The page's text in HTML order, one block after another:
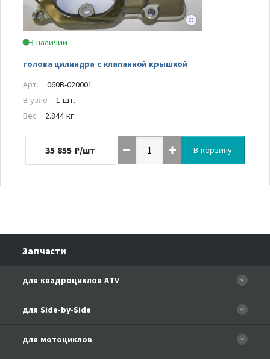
В наличии
голова цилиндра с клапанной крышкой
Арт.
060B-020001
В узле
1 шт.
Вес
2.844 кг
35 855 ₽/шт В корзину
Запчасти
для квадроциклов ATV
CFORCE 110 EFI
CF500-A Basic
для Side-by-Side
для мотоциклов